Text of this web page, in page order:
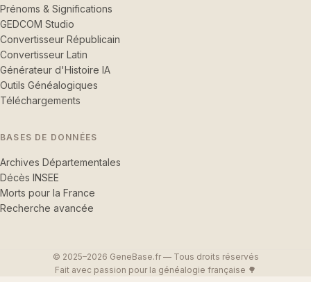
Prénoms & Significations
GEDCOM Studio
Convertisseur Républicain
Convertisseur Latin
Générateur d'Histoire IA
Outils Généalogiques
Téléchargements
BASES DE DONNÉES
Archives Départementales
Décès INSEE
Morts pour la France
Recherche avancée
© 2025–2026 GeneBase.fr — Tous droits réservés
Fait avec passion pour la généalogie française 🌳